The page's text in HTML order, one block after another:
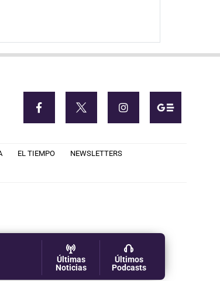
Últimas
Noticias
Últimos
Podcasts
EL TIEMPO NEWSLETTERS